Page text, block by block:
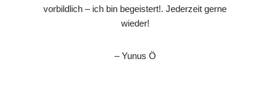
vorbildlich – ich bin begeistert!. Jederzeit gerne
wieder!
– Yunus Ö